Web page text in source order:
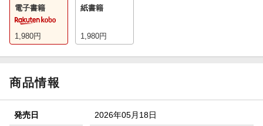
電子書籍
1,980円
紙書籍
1,980円
商品情報
発売日 2026年05月18日